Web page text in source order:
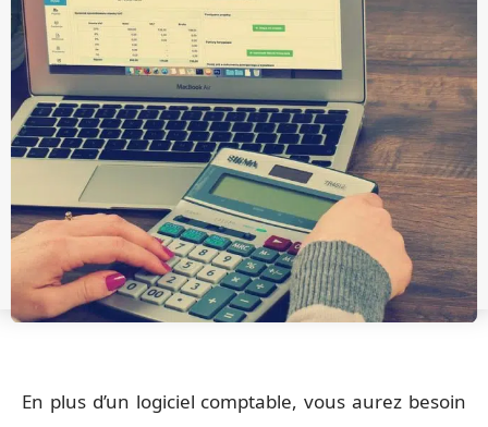
En plus d’un logiciel comptable, vous aurez besoin